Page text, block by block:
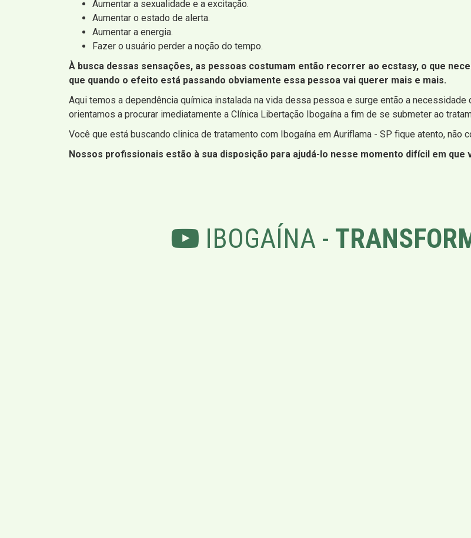
Aumentar a sexualidade e a excitação.
Aumentar o estado de alerta.
Aumentar a energia.
Fazer o usuário perder a noção do tempo.
À busca dessas sensações, as pessoas costumam então recorrer ao ecstasy, o que
que quando o efeito está passando obviamente essa pessoa vai querer mais e mais.
Aqui temos a dependência química instalada na vida dessa pessoa e surge então a
orientamos a procurar imediatamente a Clínica Libertação Ibogaína a fim de se submeter ao
Você que está buscando clinica de tratamento com Ibogaína em Auriflama - SP fique atento, não
Nossos profissionais estão à sua disposição para ajudá-lo nesse momento difícil em
IBOGAÍNA -